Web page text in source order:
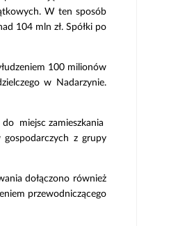
W ten sposób
104 mln zł. Spółki po
100 milionów
w Nadarzynie.
miejsc zamieszkania
z grupy
dołączono również
przewodniczącego